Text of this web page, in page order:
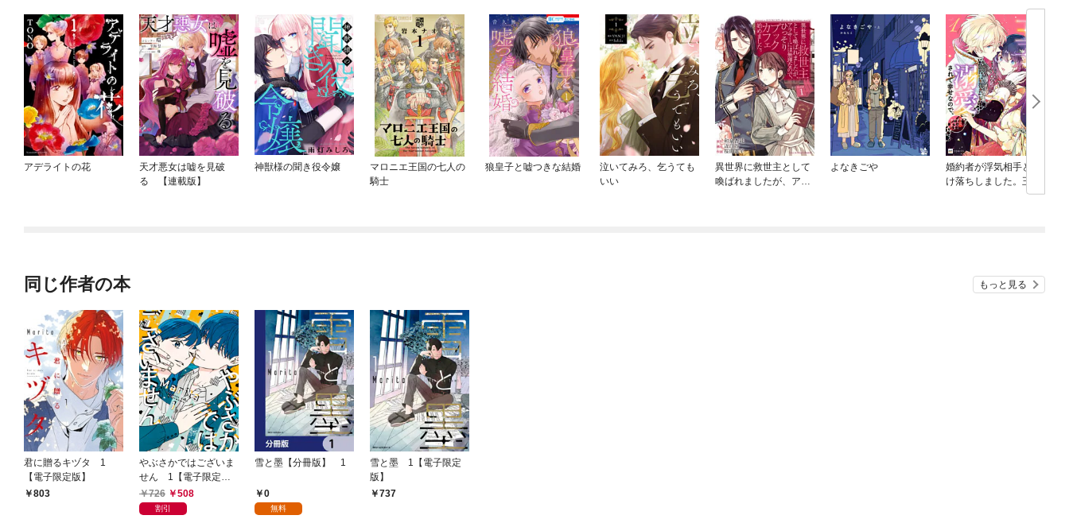
アデライトの花
天才悪女は嘘を見破
る 【連載版】
神獣様の聞き役令嬢
マロニエ王国の七人の
騎士
狼皇子と嘘つきな結婚
泣いてみろ、乞うても
いい
異世界に救世主として
喚ばれましたが、アラ
よなきごや
婚約者が浮気相手と駆
け落ちしました。王子
殿下に溺愛されて幸せ
同じ作者の本 もっと見る
君に贈るキヅタ 1
【電子限定版】
803
やぶさかではございま
せん 1【電子限定
版】726 508
割引
雪と墨【分冊版】 1
0
無料
雪と墨 1【電子限定
版】
737